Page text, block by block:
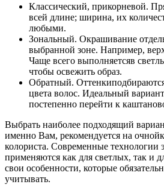
Классический, прикорневой.
всей длине; ширина, их
любыми.
Зональный. Окрашивание
выбранной зоне. Например,
Чаще всего выполняетсяв
чтобы освежить образ.
Обратный.
цвета волос. Идеальный
постепенно перейти к
Выбрать наиболее подходящий
именно Вам, рекомендуется на
колориста. Современные технологии
применяются как для светлых, так и
свои особенности, которые
учитывать.